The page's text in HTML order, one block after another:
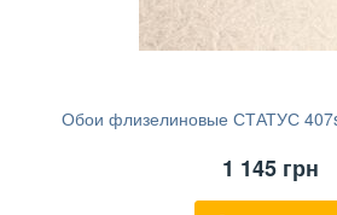
Обои флизелиновые СТАТУС
1 145 грн